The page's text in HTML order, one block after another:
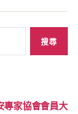
專家協會會員大